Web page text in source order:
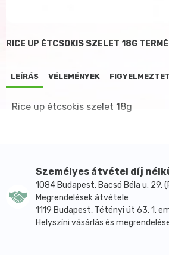
RICE UP ÉTCSOKIS SZELET 18G
LEÍRÁS VÉLEMÉNYEK
Rice up étcsokis szelet 18g
Személyes átvétel díj
1084 Budapest, Bacsó Béla u. 29.
Megrendelések átvétele
1119 Budapest, Tétényi út 63. 1.
Helyszíni vásárlás és